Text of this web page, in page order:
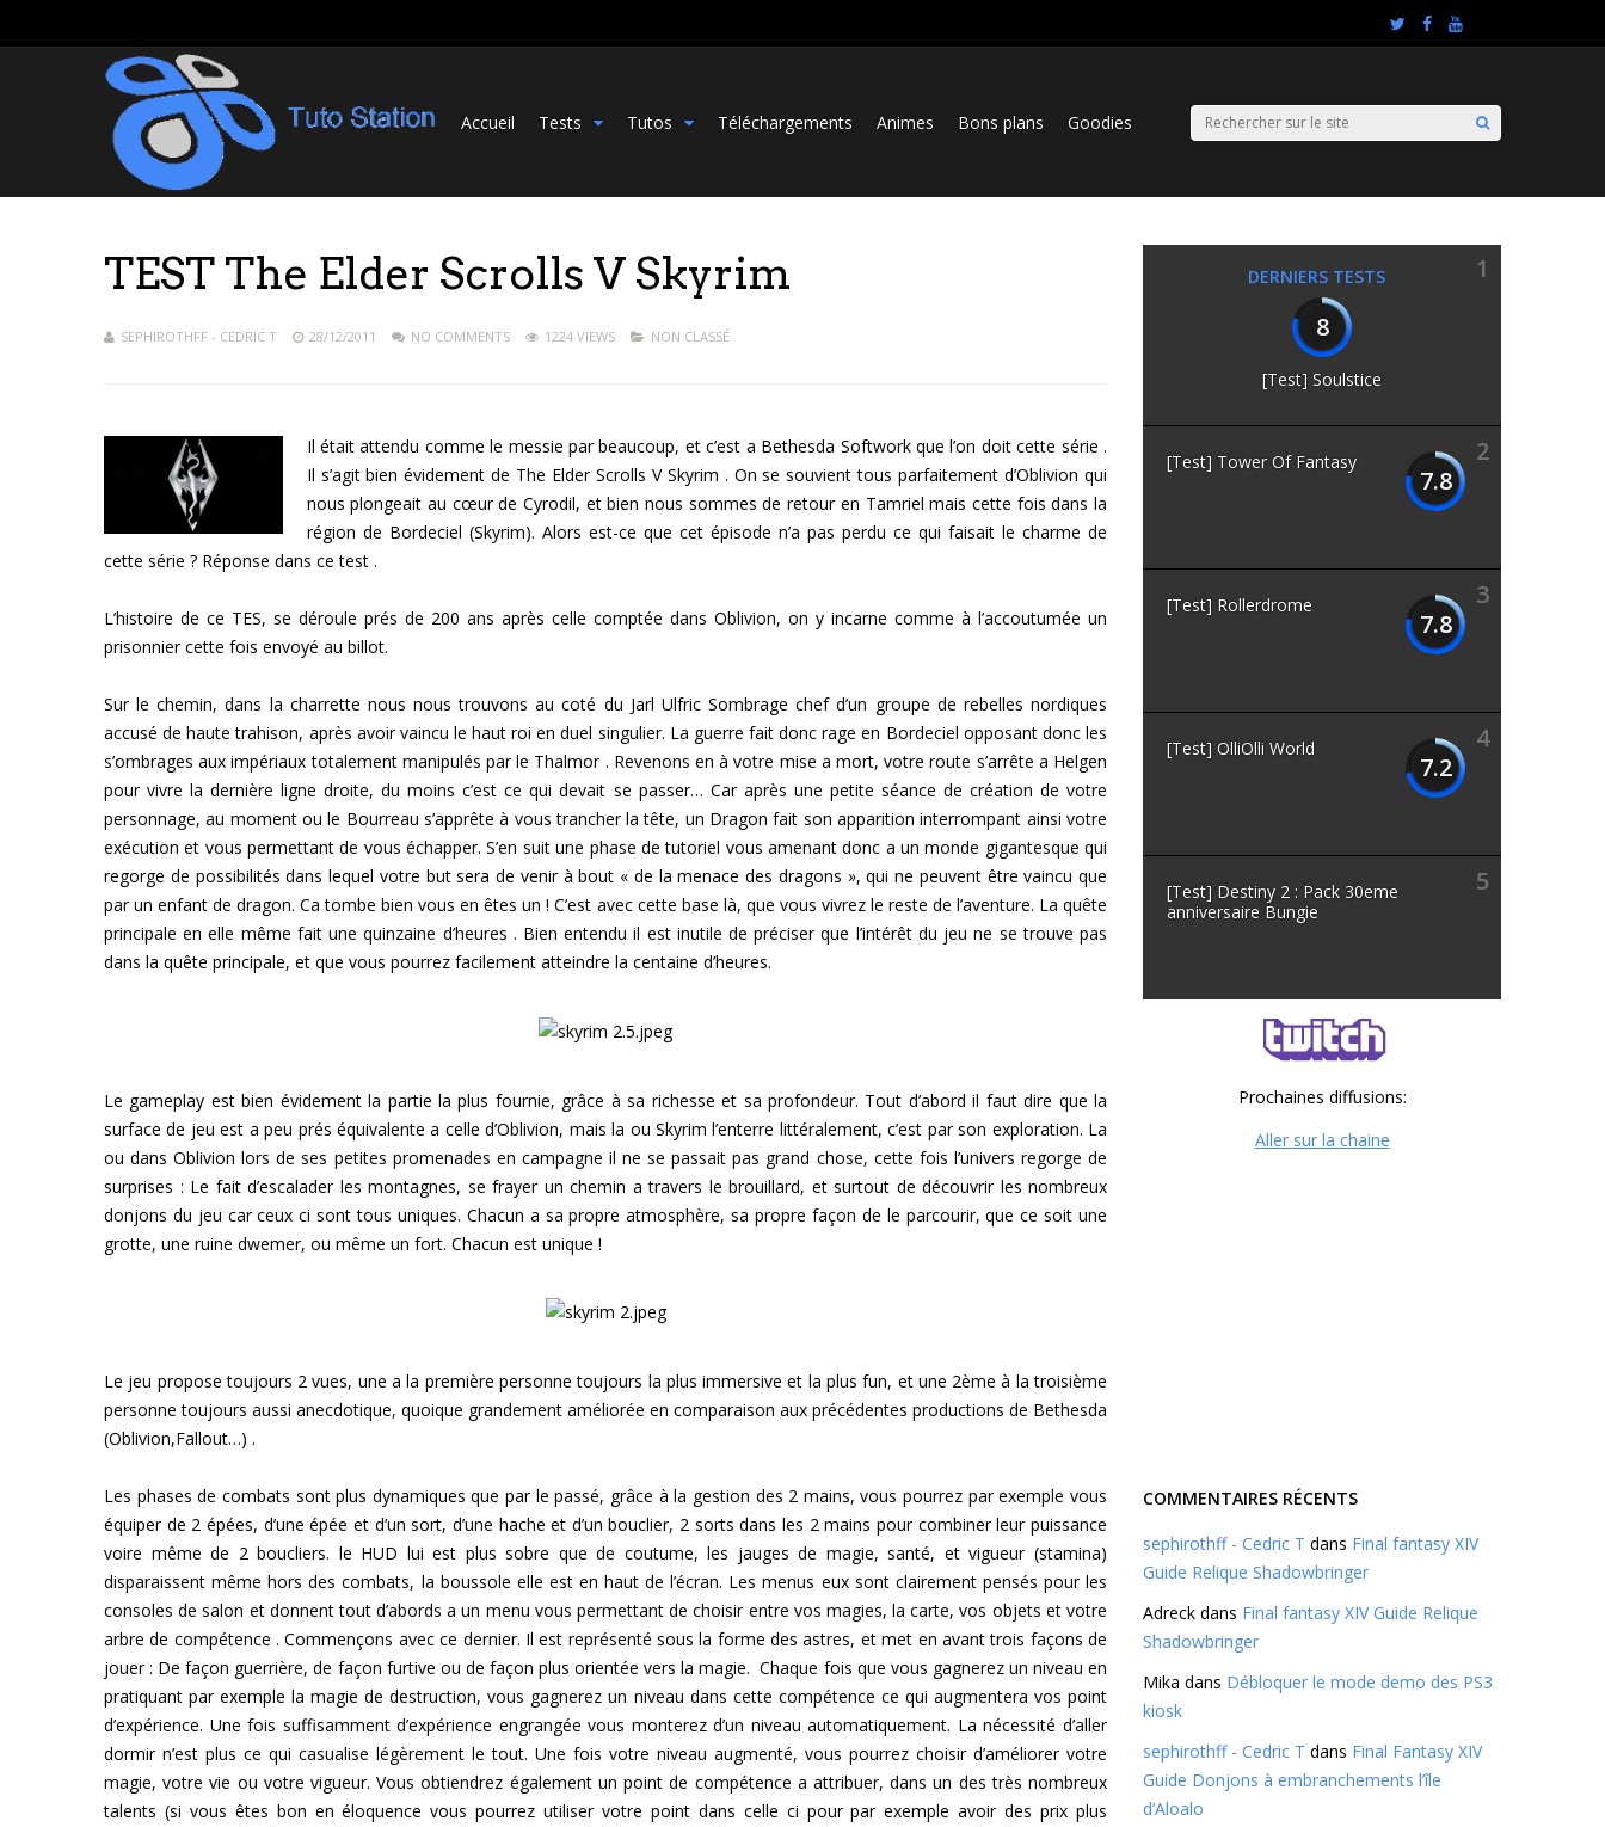
Accueil Tests Tutos Téléchargements Animes Bons plans Goodies
TEST The Elder Scrolls V Skyrim
SEPHIROTHFF - CEDRIC T 28/12/2011 NO COMMENTS 1224 VIEWS NON CLASSÉ
Il était attendu comme le messie par beaucoup, et c’est a Bethesda Softwork que l’on doit cette série .
Il s’agit bien évidement de The Elder Scrolls V Skyrim . On se souvient tous parfaitement d’Oblivion qui
nous plongeait au cœur de Cyrodil, et bien nous sommes de retour en Tamriel mais cette fois dans la
région de Bordeciel (Skyrim). Alors est-ce que cet épisode n’a pas perdu ce qui faisait le charme de
cette série ? Réponse dans ce test .
L’histoire de ce TES, se déroule prés de 200 ans après celle comptée dans Oblivion, on y incarne comme à l’accoutumée un
prisonnier cette fois envoyé au billot.
Sur le chemin, dans la charrette nous nous trouvons au coté du Jarl Ulfric Sombrage chef d’un groupe de rebelles nordiques
accusé de haute trahison, après avoir vaincu le haut roi en duel singulier. La guerre fait donc rage en Bordeciel opposant donc les
s’ombrages aux impériaux totalement manipulés par le Thalmor . Revenons en à votre mise a mort, votre route s’arrête a Helgen
pour vivre la dernière ligne droite, du moins c’est ce qui devait se passer… Car après une petite séance de création de votre
personnage, au moment ou le Bourreau s’apprête à vous trancher la tête, un Dragon fait son apparition interrompant ainsi votre
exécution et vous permettant de vous échapper. S’en suit une phase de tutoriel vous amenant donc a un monde gigantesque qui
regorge de possibilités dans lequel votre but sera de venir à bout « de la menace des dragons », qui ne peuvent être vaincu que
par un enfant de dragon. Ca tombe bien vous en êtes un ! C’est avec cette base là, que vous vivrez le reste de l’aventure. La quête
principale en elle même fait une quinzaine d’heures . Bien entendu il est inutile de préciser que l’intérêt du jeu ne se trouve pas
dans la quête principale, et que vous pourrez facilement atteindre la centaine d’heures.
Le gameplay est bien évidement la partie la plus fournie, grâce à sa richesse et sa profondeur. Tout d’abord il faut dire que la
surface de jeu est a peu prés équivalente a celle d’Oblivion, mais la ou Skyrim l’enterre littéralement, c’est par son exploration. La
ou dans Oblivion lors de ses petites promenades en campagne il ne se passait pas grand chose, cette fois l’univers regorge de
surprises : Le fait d’escalader les montagnes, se frayer un chemin a travers le brouillard, et surtout de découvrir les nombreux
donjons du jeu car ceux ci sont tous uniques. Chacun a sa propre atmosphère, sa propre façon de le parcourir, que ce soit une
grotte, une ruine dwemer, ou même un fort. Chacun est unique !
Le jeu propose toujours 2 vues, une a la première personne toujours la plus immersive et la plus fun, et une 2ème à la troisième
personne toujours aussi anecdotique, quoique grandement améliorée en comparaison aux précédentes productions de Bethesda
(Oblivion,Fallout…) .
Les phases de combats sont plus dynamiques que par le passé, grâce à la gestion des 2 mains, vous pourrez par exemple vous
équiper de 2 épées, d’une épée et d’un sort, d’une hache et d’un bouclier, 2 sorts dans les 2 mains pour combiner leur puissance
voire même de 2 boucliers. le HUD lui est plus sobre que de coutume, les jauges de magie, santé, et vigueur (stamina)
disparaissent même hors des combats, la boussole elle est en haut de l’écran. Les menus eux sont clairement pensés pour les
consoles de salon et donnent tout d’abords a un menu vous permettant de choisir entre vos magies, la carte, vos objets et votre
arbre de compétence . Commençons avec ce dernier. Il est représenté sous la forme des astres, et met en avant trois façons de
jouer : De façon guerrière, de façon furtive ou de façon plus orientée vers la magie. Chaque fois que vous gagnerez un niveau en
pratiquant par exemple la magie de destruction, vous gagnerez un niveau dans cette compétence ce qui augmentera vos point
d’expérience. Une fois suffisamment d’expérience engrangée vous monterez d’un niveau automatiquement. La nécessité d’aller
dormir n’est plus ce qui casualise légèrement le tout. Une fois votre niveau augmenté, vous pourrez choisir d’améliorer votre
magie, votre vie ou votre vigueur. Vous obtiendrez également un point de compétence a attribuer, dans un des très nombreux
talents (si vous êtes bon en éloquence vous pourrez utiliser votre point dans celle ci pour par exemple avoir des prix plus
DERNIERS TESTS
1
8
[Test] Soulstice
2
7.8
[Test] Tower Of Fantasy
3
7.8
[Test] Rollerdrome
4
7.2
[Test] OlliOlli World
5
[Test] Destiny 2 : Pack 30eme
anniversaire Bungie
Prochaines diffusions:
Aller sur la chaine
COMMENTAIRES RÉCENTS
sephirothff - Cedric T dans Final fantasy XIV
Guide Relique Shadowbringer
Adreck dans Final fantasy XIV Guide Relique
Shadowbringer
Mika dans Débloquer le mode demo des PS3
kiosk
sephirothff - Cedric T dans Final Fantasy XIV
Guide Donjons à embranchements l’île
d’Aloalo